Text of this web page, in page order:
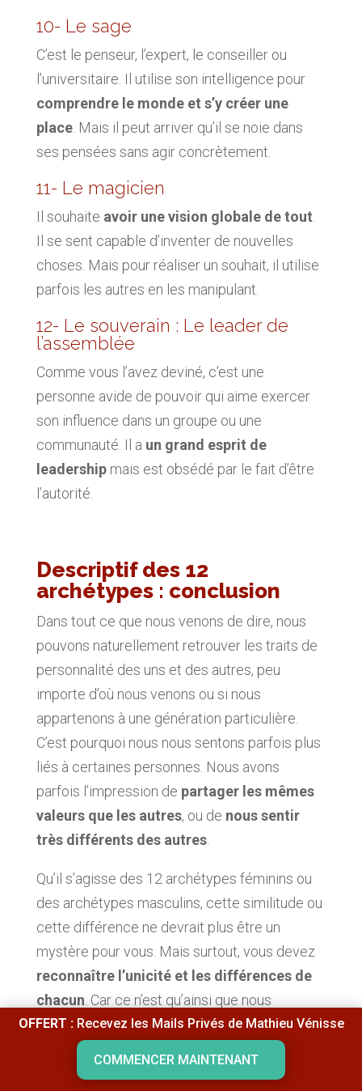
10- Le sage
C’est le penseur, l’expert, le conseiller ou
l’universitaire. Il utilise son intelligence pour
comprendre le monde et s’y créer une
place. Mais il peut arriver qu’il se noie dans
ses pensées sans agir concrètement.
11- Le magicien
Il souhaite avoir une vision globale de tout.
Il se sent capable d’inventer de nouvelles
choses. Mais pour réaliser un souhait, il utilise
parfois les autres en les manipulant.
12- Le souverain : Le leader de
l’assemblée
Comme vous l’avez deviné, c’est une
personne avide de pouvoir qui aime exercer
son influence dans un groupe ou une
communauté. Il a un grand esprit de
leadershipmais est obsédé par le fait d’être
l’autorité.
Descriptif des 12
archétypes : conclusion
Dans tout ce que nous venons de dire, nous
pouvons naturellement retrouver les traits de
personnalité des uns et des autres, peu
importe d’où nous venons ou si nous
appartenons à une génération particulière.
C’est pourquoi nous nous sentons parfois plus
liés à certaines personnes. Nous avons
parfois l’impression de partager les mêmes
valeurs que les autres, ou de nous sentir
très différents des autres.
Qu’il s’agisse des 12 archétypes féminins ou
des archétypes masculins, cette similitude ou
cette différence ne devrait plus être un
mystère pour vous. Mais surtout, vous devez
reconnaître l’unicité et les différences de
chacun. Car ce n’est qu’ainsi que nous
pourrons avancer main dans la main avec
notre prochain.
OFFERT :Recevez les Mails Privés de Mathieu Vénisse
COMMENCER MAINTENANT